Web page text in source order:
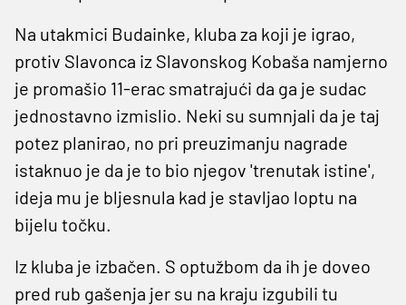
Na utakmici Budainke, kluba za koji je igrao,
protiv Slavonca iz Slavonskog Kobaša namjerno
je promašio 11-erac smatrajući da ga je sudac
jednostavno izmislio. Neki su sumnjali da je taj
potez planirao, no pri preuzimanju nagrade
istaknuo je da je to bio njegov 'trenutak istine',
ideja mu je bljesnula kad je stavljao loptu na
bijelu točku.
Iz kluba je izbačen. S optužbom da ih je doveo
pred rub gašenja jer su na kraju izgubili tu